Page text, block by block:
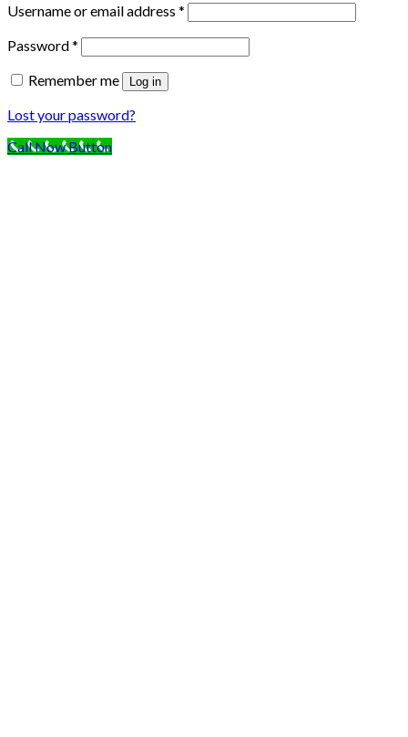
Username or email address *
Password*
Remember me
Log in
Lost your password?
Call Now Button